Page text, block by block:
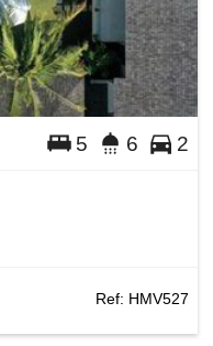
5 6 2
Ref: HMV527